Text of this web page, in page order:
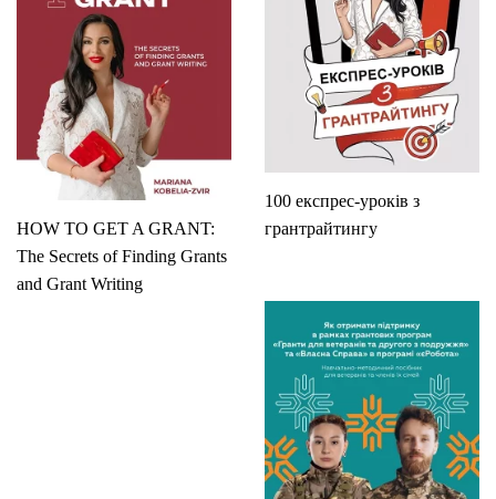
100 експрес-уроків з
грантрайтингу
HOW TO GET A GRANT:
The Secrets of Finding Grants
and Grant Writing